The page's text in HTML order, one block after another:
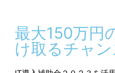
最大150万円
け取るチャン